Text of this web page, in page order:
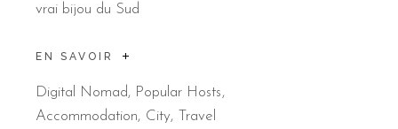
vrai bijou du Sud
EN SAVOIR
Digital Nomad, Popular Hosts
Accommodation
City Travel